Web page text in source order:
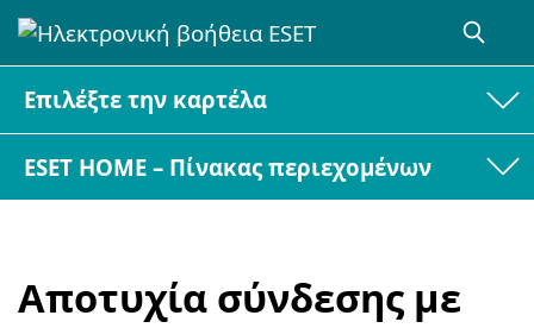
Επιλέξτε την καρτέλα
ESET HOME – Πίνακας περιεχομένων
Αποτυχία σύνδεσης με